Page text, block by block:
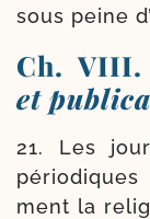
sous peine
Ch. VIII.
et
21. Les
ment la